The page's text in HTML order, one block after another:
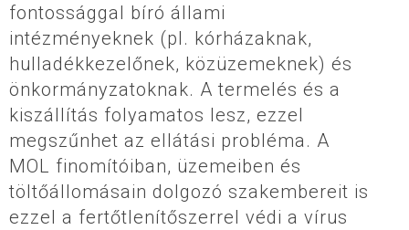
fontossággal bíró állami
intézményeknek (pl. kórházaknak,
hulladékkezelőnek, közüzemeknek) és
önkormányzatoknak. A termelés és a
kiszállítás folyamatos lesz, ezzel
megszűnhet az ellátási probléma. A
MOL finomítóiban, üzemeiben és
töltőállomásain dolgozó szakembereit is
ezzel a fertőtlenítőszerrel védi a vírus